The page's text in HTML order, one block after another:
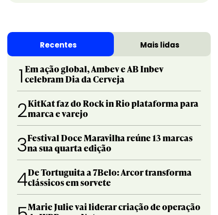
Recentes Mais lidas
1 Em ação global, Ambev e AB Inbev
celebram Dia da Cerveja
2KitKat faz do Rock in Rio plataforma para
marca e varejo
3Festival Doce Maravilha reúne 13 marcas
na sua quarta edição
4De Tortuguita a 7Belo: Arcor transforma
clássicos em sorvete
Marie Julie vai liderar criação de operação